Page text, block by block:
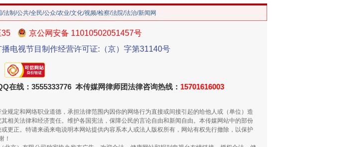
珠宝鉴定乱象
重拳出击！专项整治午间酒驾
/法制/公共/全民/公众/农业/文化/视频/检察/法院/法治/新闻网
京公网安备 11010502051457号
播电视节目制作经营许可证:（京）字第31140号
在线：3555333776 本传媒网律师团法律咨询热线： 15701616003
规定和网络职业道德，承担法律范围内因你的网络行为直接或间接引起的给他人或（单位）造
相关法律和经济责任。维护各国宪法，保障公民的言论自由和新闻自由。本传媒网站中的部份
更正。特请来函来电说明本网站提供内容系本人或法人版权所有，网站有权先行撤除，以保护
！